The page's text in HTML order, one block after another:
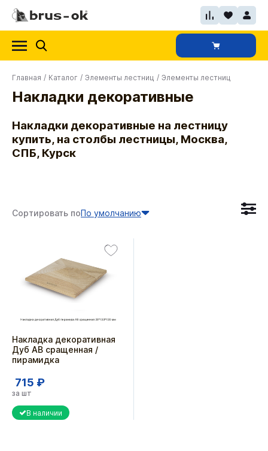
Главная / Каталог / Элементы лестниц / Элементы лестниц
Накладки декоративные
Накладки декоративные на лестницу
купить, на столбы лестницы, Москва,
СПБ, Курск
Сортировать поПо умолчанию
Накладка декоративная
Дуб АВ сращенная /
пирамидка
715 ₽
за шт
В наличии